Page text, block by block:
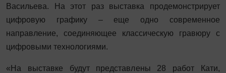
Васильева. На этот раз выставка продемонстрирует
цифровую графику – еще одно современное
направление, соединяющее классическую гравюру с
цифровыми технологиями.
«На выставке будут представлены 28 работ Кати,